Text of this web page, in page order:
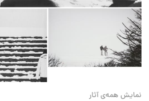
نمایش همه‌ی آثار